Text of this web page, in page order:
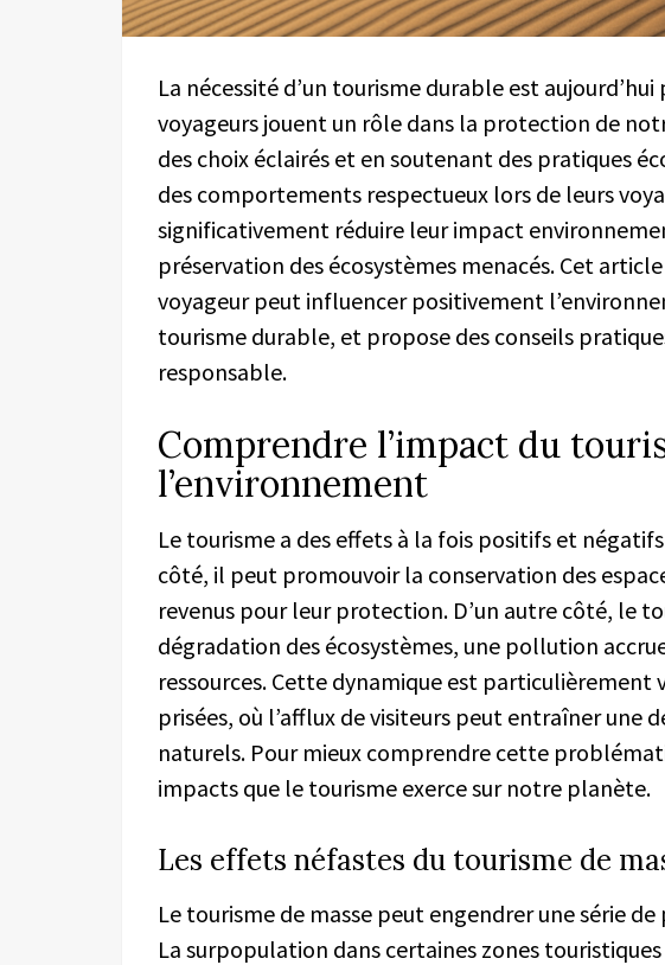
La nécessité d’un tourisme durable est
voyageurs jouent un rôle dans la protection de
des choix éclairés et en soutenant des pratiques
des comportements respectueux lors de leurs
significativement réduire leur impact
préservation des écosystèmes menacés. Cet
voyageur peut influencer positivement
tourisme durable, et propose des conseils
responsable.
Comprendre l’impact du
l’environnement
Le tourisme a des effets à la fois positifs et
côté, il peut promouvoir la conservation des
revenus pour leur protection. D’un autre côté, le
dégradation des écosystèmes, une pollution
ressources. Cette dynamique est particulièrement
prisées, où l’afflux de visiteurs peut entraîner une
naturels. Pour mieux comprendre cette
impacts que le tourisme exerce sur notre planète.
Les effets néfastes du tourisme de
Le tourisme de masse peut engendrer une série
La surpopulation dans certaines zones